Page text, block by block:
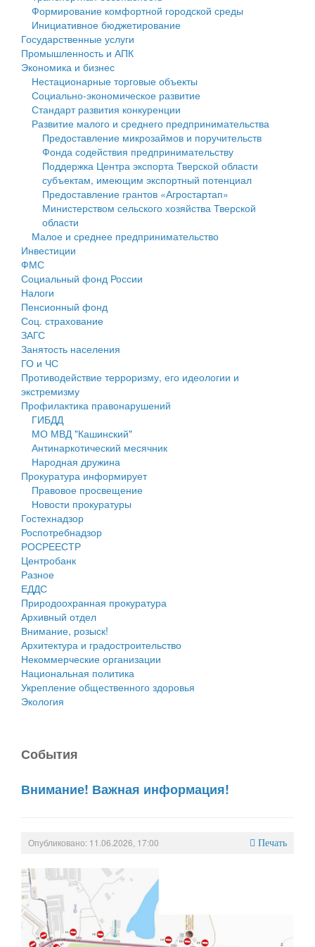
Государственные услуги
Промышленность и АПК
Экономика и бизнес
Символика
Устав
Гостям округа
Туризм
Культура
Образование
Здравоохранение
Социальная защита
Фотоальбом
муниципального округа Тверской области
Администрация Кашинского муниципального округа
Тверской области
Управление сельскими территориями
Открытые данные
Работа с обращениями граждан
Муниципальный контроль
Муниципальные услуги
Проекты административных регламентов
Антимонопольный комплаенс
Противодействие коррупции
Финансовое управление
Бюджет для граждан
Имущество
Выявление правообладателей ранее учтенных
объектов недвижимости
Имущественная поддержка субъектов малого и
среднего предпринимательства
Информационная поддержка субъектов малого и
среднего предпринимательства
Муниципальные программы
Контрольно-счетная палата
Персональные данные
Оценка регулирующего воздействия
Деятельность МУ
Нормативы градостроительного проектирования
Правила землепользования и застройки
Генеральные планы
Проекты планировки территории
Собрание депутатов
Городское поселение
Сельские поселения
Формирование комфортной городской среды
Инициативное бюджетирование
Государственные услуги
Промышленность и АПК
Экономика и бизнес
Нестационарные торговые объекты
Социально-экономическое развитие
Стандарт развития конкуренции
Развитие малого и среднего предпринимательства
Предоставление микрозаймов и поручительств
Фонда содействия предпринимательству
Поддержка Центра экспорта Тверской области
субъектам, имеющим экспортный потенциал
Предоставление грантов «Агростартап»
Министерством сельского хозяйства Тверской
области
Малое и среднее предпринимательство
Инвестиции
ФМС
Социальный фонд России
Налоги
Пенсионный фонд
Соц. страхование
ЗАГС
Занятость населения
ГО и ЧС
Противодействие терроризму, его идеологии и
экстремизму
Профилактика правонарушений
ГИБДД
МО МВД "Кашинский"
Антинаркотический месячник
Народная дружина
Прокуратура информирует
Правовое просвещение
Новости прокуратуры
Гостехнадзор
Роспотребнадзор
РОСРЕЕСТР
Центробанк
Разное
ЕДДС
Природоохранная прокуратура
Архивный отдел
Внимание, розыск!
Архитектура и градостроительство
Некоммерческие организации
Национальная политика
Укрепление общественного здоровья
Экология
События
Внимание! Важная информация!
Опубликовано: 11.06.2026, 17:00 Печать